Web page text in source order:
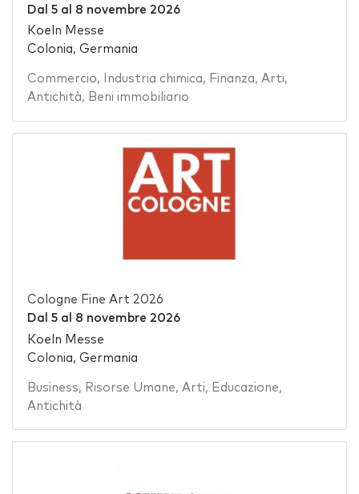
Dal 5al 8 novembre 2026
Koeln Messe
Colonia, Germania
Commercio, Industria chimica, Finanza, Arti,
Antichità, Beni immobiliario
Cologne Fine Art 2026
Dal 5al 8 novembre 2026
Koeln Messe
Colonia, Germania
Business, Risorse Umane, Arti, Educazione,
Antichità